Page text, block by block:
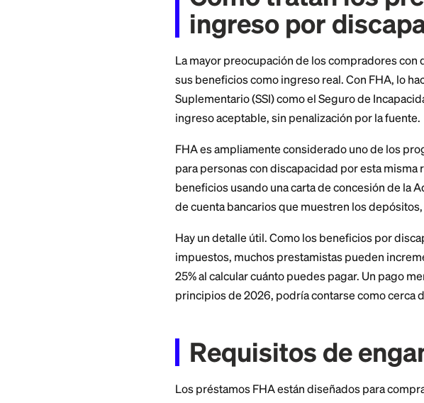
Seguro hipotecario Se
Se puede combinar con
Vale
Cómo tratan
ingreso por
sus beneficios como ingreso real.
Suplementario (SSI) como el
ingreso aceptable, sin penalización
para personas con discapacidad por
de cuenta bancarios que muestren